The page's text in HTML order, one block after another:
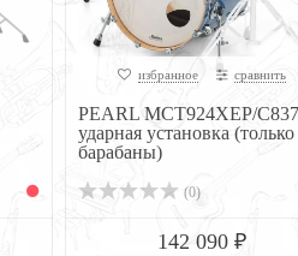
избранное сравнить
PEARL MCT924XEP/C837
ударная установка (только
барабаны)
(0)
142 090 ₽